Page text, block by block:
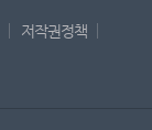
저작권정책